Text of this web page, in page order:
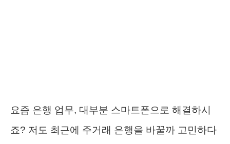
요즘 은행 업무, 대부분 스마트폰으로 해결하시
죠? 저도 최근에 주거래 은행을 바꿀까 고민하다